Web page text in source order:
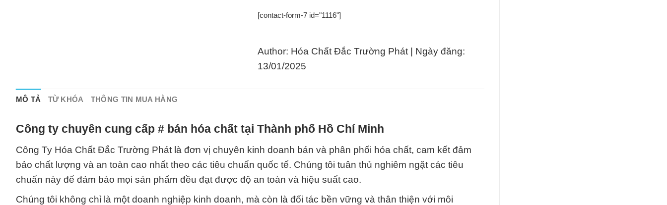
[contact-form-7 id="1116"]
Author: Hóa Chất Đắc Trường Phát | Ngày đăng:
13/01/2025
MÔ TẢ TỪ KHÓA THÔNG TIN MUA HÀNG
Công ty chuyên cung cấp # bán hóa chất tại Thành phố Hồ Chí Minh
Công Ty Hóa Chất Đắc Trường Phát là đơn vị chuyên kinh doanh bán và phân phối hóa chất, cam kết đảm
bảo chất lượng và an toàn cao nhất theo các tiêu chuẩn quốc tế. Chúng tôi tuân thủ nghiêm ngặt các tiêu
chuẩn này để đảm bảo mọi sản phẩm đều đạt được độ an toàn và hiệu suất cao.
Chúng tôi không chỉ là một doanh nghiệp kinh doanh, mà còn là đối tác bền vững và thân thiện với môi